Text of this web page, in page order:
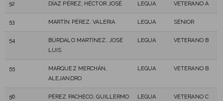
52 DÍAZ PÉREZ, HÉCTOR JOSÉ LEGUA VETERANO A
53 MARTÍN PÉREZ, VALERIA LEGUA SÉNIOR
54
BÚRDALO MARTÍNEZ, JOSÉ
LUIS
LEGUA VETERANO B
55
MARQUEZ MERCHÁN,
ALEJANDRO
LEGUA VETERANO B
56 PÉREZ PACHECO, GUILLERMO LEGUA VETERANO C